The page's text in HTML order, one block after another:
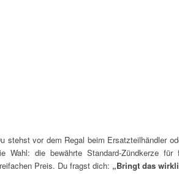
stehst vor dem Regal beim Ersatzteilhändler
Wahl: die bewährte Standard-Zündkerze
Preis. Du fragst dich: „Bringt das